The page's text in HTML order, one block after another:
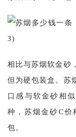
相比与苏烟软金砂
但为硬包装盒。苏
口感与软金砂相
种，苏烟金砂C价
包。